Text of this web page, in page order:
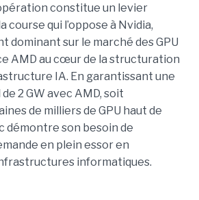
constitue un levier
course qui l’oppose à Nvidia,
dominant sur le marché des GPU
AMD au cœur de la structuration
IA. En garantissant une
2 GW avec AMD, soit
de milliers de GPU haut de
démontre son besoin de
en plein essor en
informatiques.